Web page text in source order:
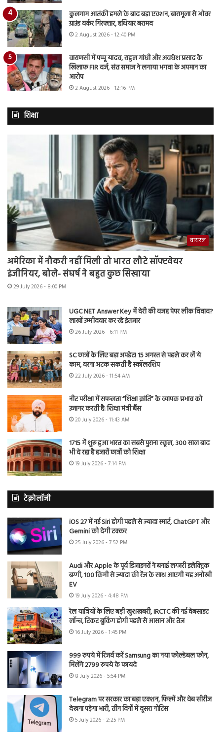
कुलगाम आतंकी हमले के बाद बड़ा एक्शन, बारामूला से ओवर
ग्राउंड वर्कर गिरफ्तार, हथियार बरामद
2 August 2026 - 12:40 PM
वाराणसी में पप्पू यादव, राहुल गांधी और अवधेश प्रसाद के
खिलाफ FIR दर्ज, संत समाज ने लगाया भगवा के अपमान का
आरोप
2 August 2026 - 12:16 PM
शिक्षा
वायरल
अमेरिका में नौकरी नहीं मिली तो भारत लौटे सॉफ्टवेयर
इंजीनियर, बोले- संघर्ष ने बहुत कुछ सिखाया
29 July 2026 - 8:00 PM
UGC NET Answer Key में देरी की वजह पेपर लीक विवाद?
लाखों उम्मीदवार कर रहे इंतजार
26 July 2026 - 6:11 PM
SC छात्रों के लिए बड़ा अपडेट! 15 अगस्त से पहले कर लें ये
काम, वरना अटक सकती है स्कॉलरशिप
22 July 2026 - 11:54 AM
नीट परीक्षा में सफलता “शिक्षा क्रांति” के व्यापक प्रभाव को
उजागर करती है: शिक्षा मंत्री बैंस
20 July 2026 - 11:43 AM
1715 में शुरू हुआ भारत का सबसे पुराना स्कूल, 300 साल बाद
भी दे रहा है हजारों छात्रों को शिक्षा
19 July 2026 - 7:14 PM
टेक्नोलॉजी
iOS 27 में नई Siri होगी पहले से ज्यादा स्मार्ट, ChatGPT और
Gemini को देगी टक्कर
25 July 2026 - 7:52 PM
Audi और Apple के पूर्व डिजाइनरों ने बनाई लग्जरी इलेक्ट्रिक
बग्गी, 100 किमी से ज्यादा की रेंज के साथ आएगी यह अनोखी
EV
19 July 2026 - 4:48 PM
रेल यात्रियों के लिए बड़ी खुशखबरी, IRCTC की नई वेबसाइट
लॉन्च, टिकट बुकिंग होगी पहले से आसान और तेज
16 July 2026 - 1:45 PM
999 रुपये में रिजर्व करें Samsung का नया फोल्डेबल फोन,
मिलेंगे 2799 रुपये के फायदे
8 July 2026 - 5:54 PM
Telegram पर सरकार का बड़ा एक्शन, फिल्में और वेब सीरीज
देखना पड़ेगा भारी, तीन दिनों में दूसरा नोटिस
5 July 2026 - 2:25 PM